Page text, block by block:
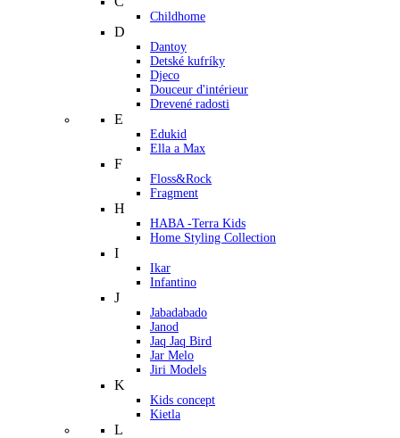
Childhome
D
Dantoy
Detské kufríky
Djeco
Douceur d'intérieur
Drevené radosti
E
Edukid
Ella a Max
F
Floss&Rock
Fragment
H
HABA -Terra Kids
Home Styling Collection
I
Ikar
Infantino
J
Jabadabado
Janod
Jaq Jaq Bird
Jar Melo
Jiri Models
K
Kids concept
Kietla
L